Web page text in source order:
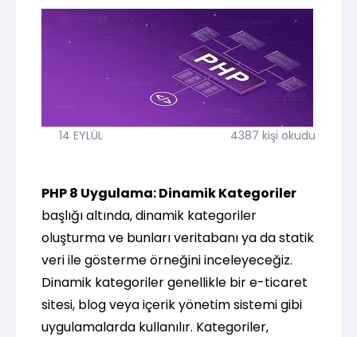
14 EYLÜL 4387 kişi okudu
PHP 8 Uygulama: Dinamik Kategoriler
başlığı altında, dinamik kategoriler
oluşturma ve bunları veritabanı ya da statik
veri ile gösterme örneğini inceleyeceğiz.
Dinamik kategoriler genellikle bir e-ticaret
sitesi, blog veya içerik yönetim sistemi gibi
uygulamalarda kullanılır. Kategoriler,